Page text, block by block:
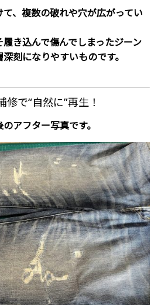
、 複数の破れや穴が広がってい
き込んで傷んでしまったジーン
刻になりやすいものです。
で“自然に”再生！
アフター写真です。